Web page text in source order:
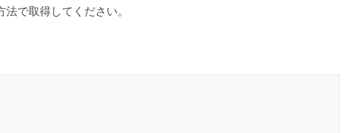
で取得してください。